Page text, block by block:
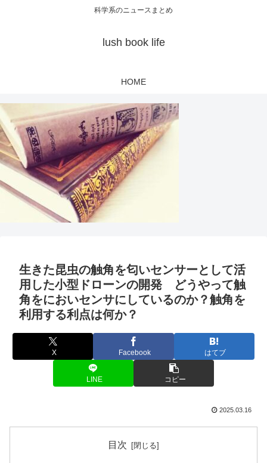
科学系のニュースまとめ
lush book life
HOME
生きた昆虫の触角を匂いセンサーとして活
用した小型ドローンの開発 どうやって触
角をにおいセンサにしているのか？触角を
利用する利点は何か？
X Facebook はてブ
LINE コピー
2025.03.16
目次